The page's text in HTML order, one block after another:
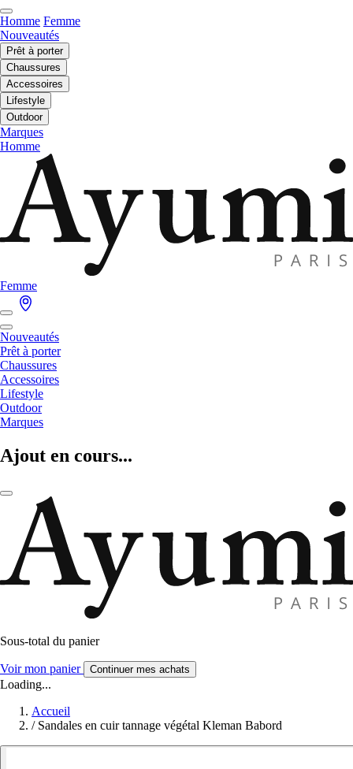
Homme Femme
Nouveautés
Prêt à porter
Chaussures
Accessoires
Lifestyle
Outdoor
Marques
Homme
Femme
Nouveautés
Prêt à porter
Chaussures
Accessoires
Lifestyle
Outdoor
Marques
Ajout en cours...
Sous-total du panier
Voir mon panier Continuer mes achats
Loading...
Accueil
/ Sandales en cuir tannage végétal Kleman Babord